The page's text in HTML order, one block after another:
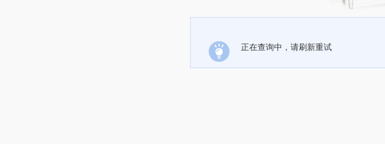
正在查询中，请刷新重试